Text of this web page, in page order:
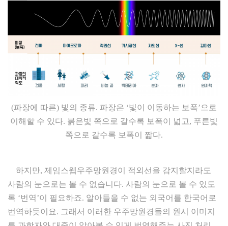
(파장에 따른) 빛의 종류. 파장은 ‘빛이 이동하는 보폭’으로
이해할 수 있다. 붉은빛 쪽으로 갈수록 보폭이 넓고, 푸른빛
쪽으로 갈수록 보폭이 짧다.
하지만, 제임스웹우주망원경이 적외선을 감지할지라도
사람의 눈으로는 볼 수 없습니다. 사람의 눈으로 볼 수 있도
록 ‘번역’이 필요하죠. 알아들을 수 없는 외국어를 한국어로
번역하듯이요. 그래서 이러한 우주망원경들의 원시 이미지